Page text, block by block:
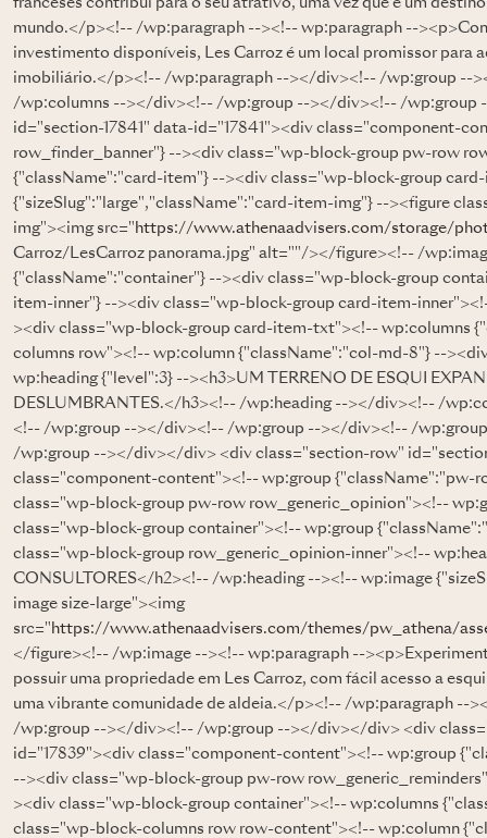
franceses contribui para o seu atrativo, uma vez que é um
mundo.</p><!-- /wp:paragraph --><!-- wp:paragraph --
investimento disponíveis, Les Carroz é um local promissor para
imobiliário.</p><!-- /wp:paragraph --></div><!-- /wp:group --
/wp:columns --></div><!-- /wp:group --></div><!-- /wp:group
id="section-17841" data-id="17841"><div class="component-
row_finder_banner"} --><div class="wp-block-group pw-row
{"className":"card-item"} --><div class="wp-block-group
{"sizeSlug":"large","className":"card-item-img"} --><figure
img"><img src=" https://www.athenaadvisers.com/storage/
Carroz/LesCarroz panorama.jpg" alt=""/></figure><!-- /
{"className":"container"} --><div class="wp-block-group
item-inner"} --><div class="wp-block-group card-item-
><div class="wp-block-group card-item-txt"><!-- wp:columns
columns row"><!-- wp:column {"className":"col-md-8"} --
wp:heading {"level":3} --><h3>UM TERRENO DE ESQUI
DESLUMBRANTES.</h3><!-- /wp:heading --></div><!-- /
<!-- /wp:group --></div><!-- /wp:group --></div><!-- /
/wp:group --></div></div> <div class="section-row"
class="component-content"><!-- wp:group {"className":"pw-
class="wp-block-group pw-row row_generic_opinion"><!--
class="wp-block-group container"><!-- wp:group
class="wp-block-group row_generic_opinion-inner"><!--
CONSULTORES</h2><!-- /wp:heading --><!-- wp:image
image size-large"><img
src=" https://www.athenaadvisers.com/themes/pw_athena/
</figure><!-- /wp:image --><!-- wp:paragraph --
possuir uma propriedade em Les Carroz, com fácil acesso a
uma vibrante comunidade de aldeia.</p><!-- /wp:paragraph
/wp:group --></div><!-- /wp:group --></div></div> <div
id="17839"><div class="component-content"><!-- wp:group
--><div class="wp-block-group pw-row
><div class="wp-block-group container"><!-- wp:columns
class="wp-block-columns row row-content"><!-- wp:column